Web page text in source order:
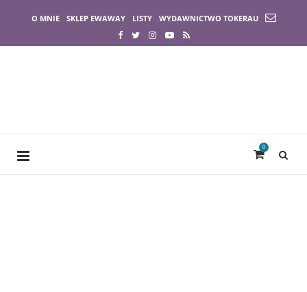
O MNIE SKLEP EWAWAY LISTY WYDAWNICTWO TOKERAU
0